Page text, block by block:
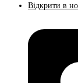
Відкрити в